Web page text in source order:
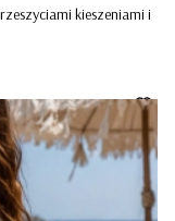
kieszeniami i